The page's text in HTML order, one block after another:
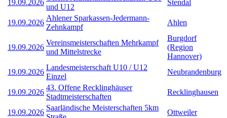
19.09.2026
und U12
Stendal
19.09.2026
Ahlener Sparkassen-Jedermann-
Zehnkampf
Ahlen
19.09.2026
Vereinsmeisterschaften Mehrkampf
und Mittelstrecke
Burgdorf
(Region
Hannover)
19.09.2026
Landesmeisterschaft U10 / U12
Einzel
Neubrandenburg
19.09.2026
43. Offene Recklinghäuser
Stadtmeisterschaften
Recklinghausen
19.09.2026
Saarländische Meisterschaften 5km
Ottweiler